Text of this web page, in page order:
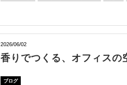
2026/06/02
香りでつくる、オフィスの
ブログ